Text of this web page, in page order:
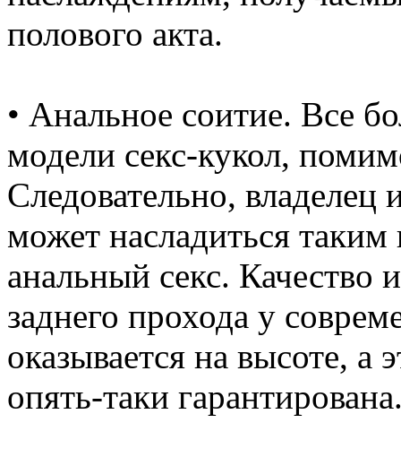
полового акта.
• Анальное соитие. Все
модели секс-кукол,
Следовательно,
может насладиться
анальный секс. Качество
заднего прохода у
оказывается на высоте, а
опять-таки